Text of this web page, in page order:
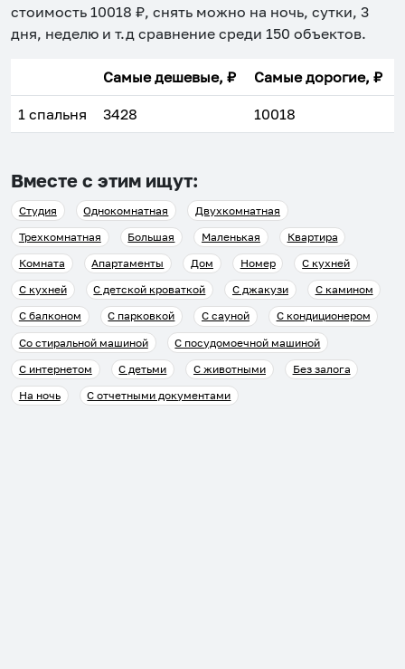
стоимость 10018 ₽, снять можно на ночь, сутки, 3
дня, неделю и т.д сравнение среди 150 объектов.
Самые дешевые, ₽ Самые дорогие, ₽
1 спальня 3428 10018
Вместе с этим ищут:
Студия Однокомнатная
Двухкомнатная
Трехкомнатная
Большая Маленькая
Квартира
Комната
Апартаменты Дом Номер
С кухней
С кухней
С детской кроваткой С джакузи
С камином
С балконом
С парковкой С сауной
С кондиционером
Со стиральной машиной
С посудомоечной машиной
С интернетом
С детьми С животными
Без залога
На ночь
С отчетными документами